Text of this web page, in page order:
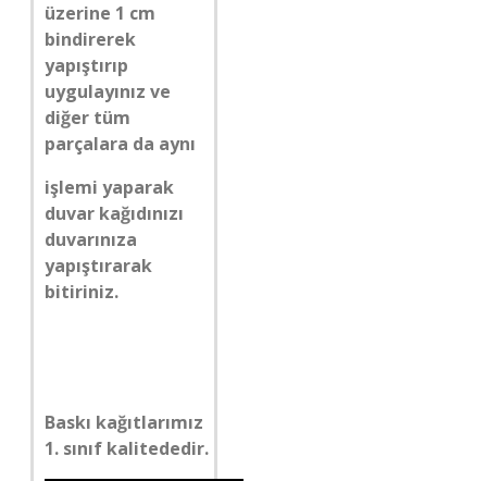
üzerine 1 cm
bindirerek
yapıştırıp
uygulayınız ve
diğer tüm
parçalara da aynı
işlemi yaparak
duvar kağıdınızı
duvarınıza
yapıştırarak
bitiriniz.
Baskı kağıtlarımız
1. sınıf kalitededir.